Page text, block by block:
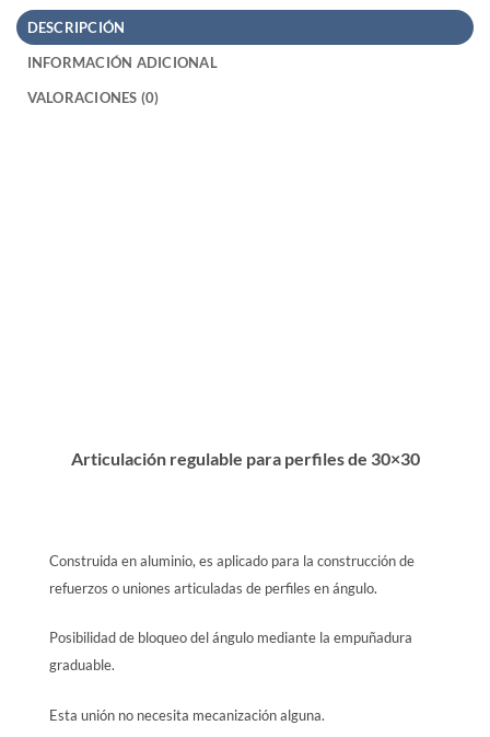
DESCRIPCIÓN
INFORMACIÓN ADICIONAL
VALORACIONES (0)
Articulación regulable para perfiles de 30×30
Construida en aluminio, es aplicado para la construcción de
refuerzos o uniones articuladas de perfiles en ángulo.
Posibilidad de bloqueo del ángulo mediante la empuñadura
graduable.
Esta unión no necesita mecanización alguna.